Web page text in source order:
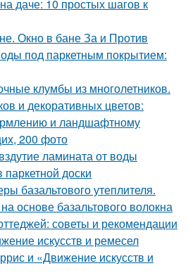
даче: 10 простых шагов к
Окно в бане За и Против
под паркетным покрытием:
клумбы из многолетников.
и декоративных цветов:
и ландшафтному
200 фото
ламината от воды
паркетной доски
базальтового утеплителя.
основе базальтового волокна
советы и рекомендации
искусств и ремесел
и «Движение искусств и